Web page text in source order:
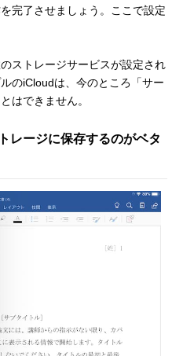
完了させましょう。ここで設定
ストレージサービスが設定され
のiCloudは、今のところ「サー
はできません。
レージに保存するのがベタ